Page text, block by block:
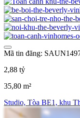
Mã tin đăng:
2,88 tỷ
35,80 m²
Studio, Tòa BE1, khu